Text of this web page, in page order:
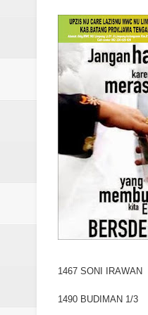
1467 SONI IRAWAN
1490 BUDIMAN 1/3